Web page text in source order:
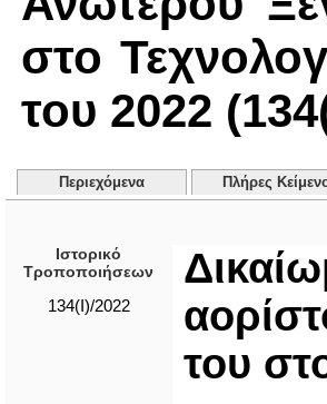
στο
του 2022
Περιεχόμενα Πλήρες
Ιστορικό
Τροποποιήσεων
134(I)/2022
του